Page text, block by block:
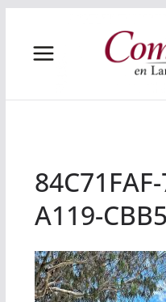
contenido
A119-